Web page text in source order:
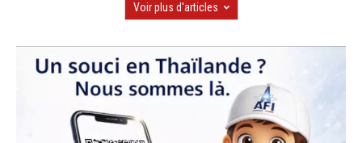
Voir plus d'articles